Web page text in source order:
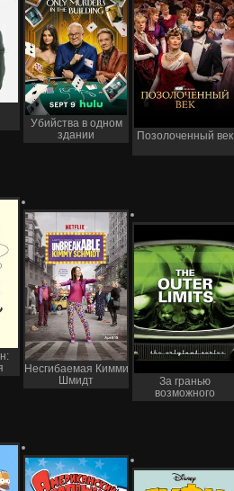
Убийства в одном
здании
Позолоченный век
Несгибаемая Кимми
Шмидт
За гранью
возможного